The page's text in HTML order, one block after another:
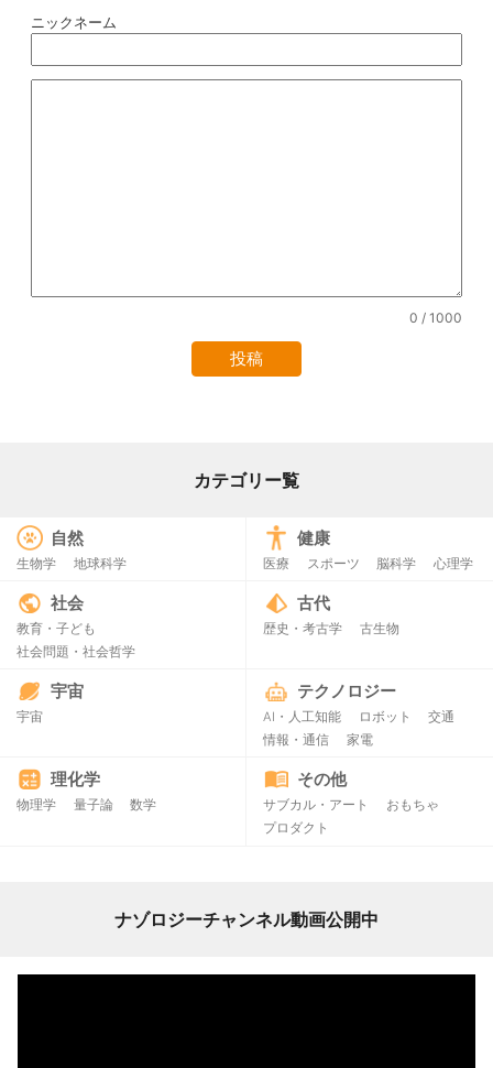
ニックネーム
0 / 1000
カテゴリー覧
自然
生物学 地球科学
健康
医療 スポーツ 脳科学 心理学
社会
教育・子ども
社会問題・社会哲学
古代
歴史・考古学 古生物
宇宙
宇宙
テクノロジー
AI・人工知能 ロボット
交通
情報・通信
家電
理化学
物理学 量子論 数学
その他
サブカル・アート
おもちゃ
プロダクト
ナゾロジーチャンネル動画公開中